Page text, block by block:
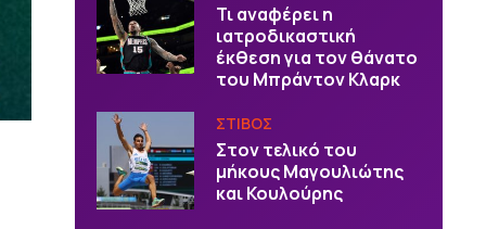
Τι αναφέρει η
ιατροδικαστική
έκθεση για τον θάνατο
του Μπράντον Κλαρκ
ΣΤΙΒΟΣ
Στον τελικό του
μήκους Μαγουλιώτης
και Κουλούρης